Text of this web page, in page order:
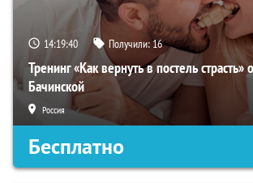
14:19:39 Получили:16
Тренинг «Как вернуть в постель страсть»
Бачинской
Россия
Бесплатно